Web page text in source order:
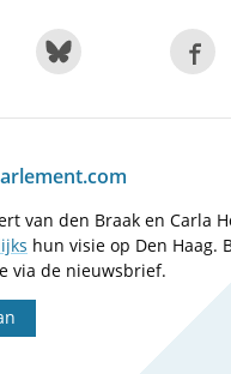
van den Braak en Carla
hun visie op Den Haag.
via de nieuwsbrief.